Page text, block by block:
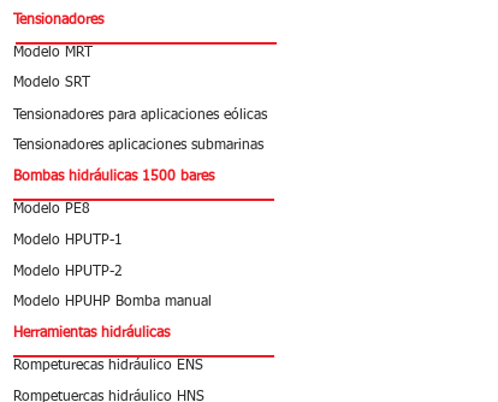
Tensionadores
Modelo MRT
Modelo SRT
Tensionadores para aplicaciones eólicas
Tensionadores aplicaciones submarinas
Bombas hidráulicas 1500 bares
Modelo PE8
Modelo HPUTP-1
Modelo HPUTP-2
Modelo HPUHP Bomba manual
Herramientas hidráulicas
Rompeturecas hidráulico ENS
Rompetuercas hidráulico HNS